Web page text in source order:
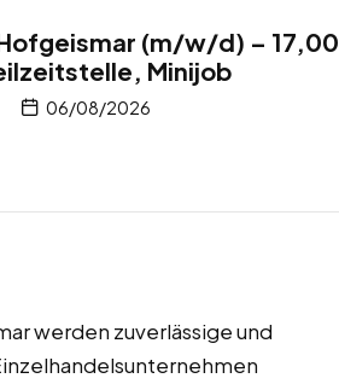
(m/w/d) – 17,00
Minijob
06/08/2026
werden zuverlässige und